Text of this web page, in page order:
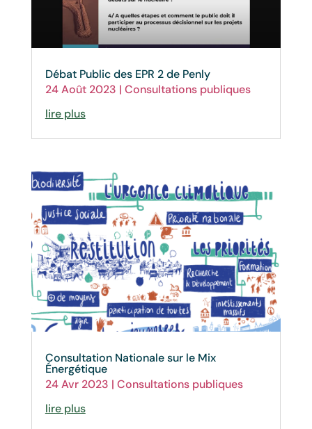
Débat Public des EPR 2 de Penly
24 Août 2023 | Consultations publiques
lire plus
Consultation Nationale sur le Mix
Énergétique
24 Avr 2023 | Consultations publiques
lire plus